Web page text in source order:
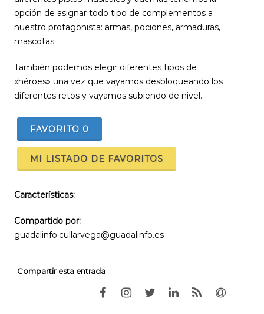
opción de asignar todo tipo de complementos a
nuestro protagonista: armas, pociones, armaduras,
mascotas.
También podemos elegir diferentes tipos de
«héroes» una vez que vayamos desbloqueando los
diferentes retos y vayamos subiendo de nivel.
FAVORITO 0
MI LISTADO DE FAVORITOS
Características:
Compartido por:
guadalinfo.cullarvega@guadalinfo.es
Compartir esta entrada